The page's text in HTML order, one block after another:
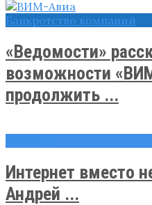
Банкротство компаний
«Ведомости»
возможности
продолжить ...
Интернет вместо
Андрей ...